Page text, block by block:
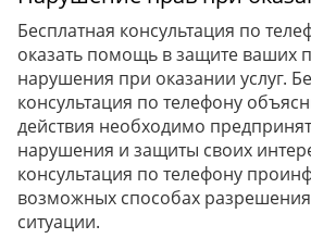
Бесплатная консультация по
оказать помощь в защите ваших
нарушения при оказании услуг.
консультация по телефону
действия необходимо
нарушения и защиты своих
консультация по телефону
возможных способах
ситуации.